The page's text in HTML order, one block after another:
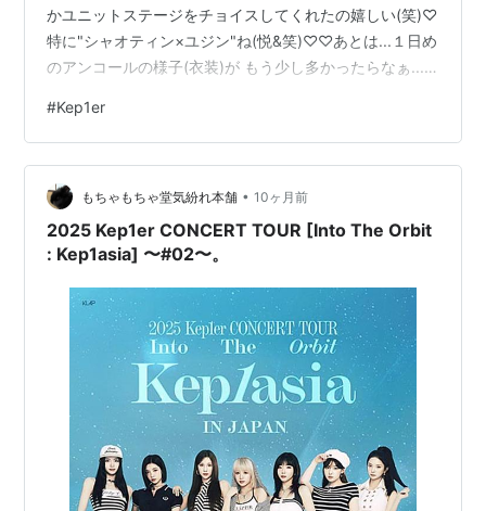
かユニットステージをチョイスしてくれたの嬉しい(笑)♡
特に"シャオティン×ユジン"ね(悦&笑)♡♡あとは...１日め
のアンコールの様子(衣装)が もう少し多かったらなぁ...
可愛いんだけど♡!!!??"って射抜かれたシーンを再び観れ
たの嬉し過ぎた(悦&笑)♡♡♡ってコレら、📀には成らな
いのかしら(懇願&笑)??? www.youtube.com
#Kep1er
もちゃもちゃ堂気紛れ本舗 • 10ヶ月前
2025 Kep1er CONCERT TOUR [Into The Orbit
: Kep1asia] 〜#02〜。